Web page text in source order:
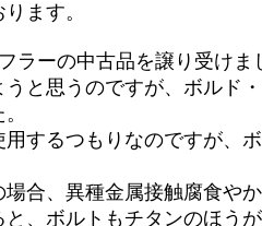
ます。
ラーの中古品を譲り受けま
と思うのですが、ボルド
するつもりなのですが、
合、異種金属接触腐食や
、ボルトもチタンのほう